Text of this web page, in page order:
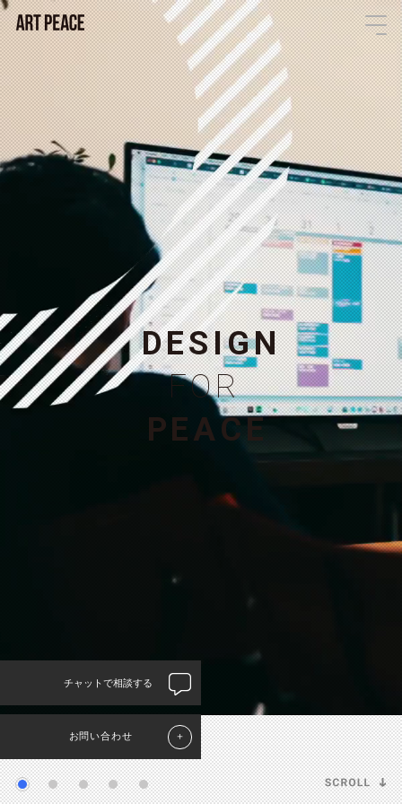
DESIGN
FOR
PEAC E
チャットで相談する
お問い合わせ ＋